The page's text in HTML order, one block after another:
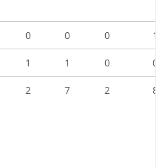
0 0 0
1 1 0
2 7 2